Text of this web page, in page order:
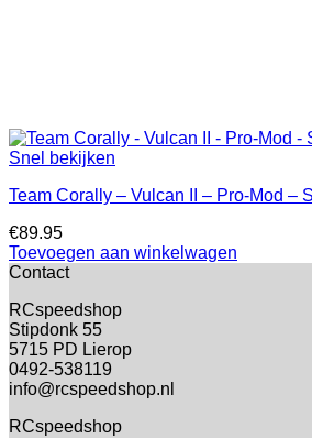
Snel bekijken
Team Corally – Vulcan II – Pro-Mod –
€89.95
Toevoegen aan winkelwagen
Contact
RCspeedshop
Stipdonk 55
5715 PD Lierop
0492-538119
info@rcspeedshop.nl
RCspeedshop